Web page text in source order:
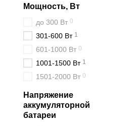
Мощность, Вт
до 300 Вт 0
301-600 Вт 1
601-1000 Вт 0
1001-1500 Вт 1
1501-2000 Вт 0
Напряжение
аккумуляторной
батареи